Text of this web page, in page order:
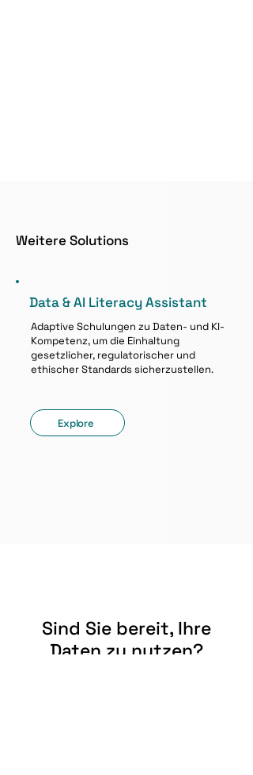
Weitere Solutions
Data & AI Literacy Assistant
Adaptive Schulungen zu Daten- und KI-
Kompetenz, um die Einhaltung
gesetzlicher, regulatorischer und
ethischer Standards sicherzustellen.
Explore
Sind Sie bereit, Ihre
Daten zu nutzen?